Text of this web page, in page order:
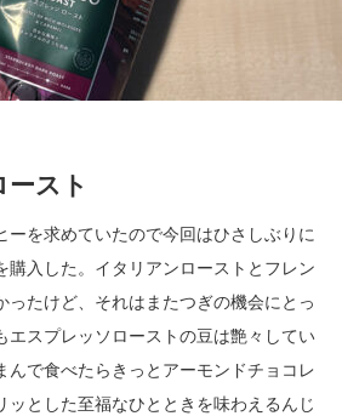
スト
ーを求めていたので今回はひさしぶりに
購入した。イタリアンローストとフレン
ったけど、それはまたつぎの機会にとっ
エスプレッソローストの豆は艶々してい
んで食べたらきっとアーモンドチョコレ
ッとした至福なひとときを味わえるんじ